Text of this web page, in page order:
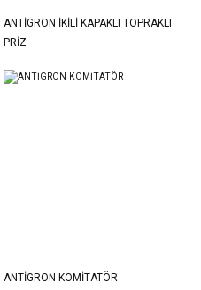
ANTİGRON İKİLİ KAPAKLI TOPRAKLI
PRİZ
ANTİGRON KOMİTATÖR